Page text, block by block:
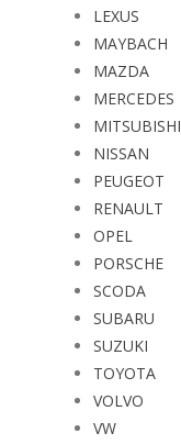
LEXUS
MAYBACH
MAZDA
MERCEDES
MITSUBISHI
NISSAN
PEUGEOT
RENAULT
OPEL
PORSCHE
SCODA
SUBARU
SUZUKI
TOYOTA
VOLVO
VW